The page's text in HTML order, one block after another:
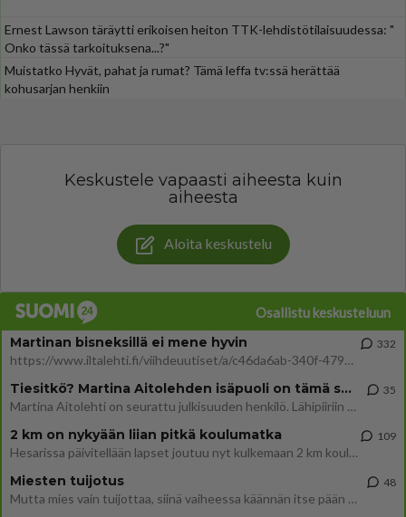
Ernest Lawson täräytti erikoisen heiton TTK-lehdistötilaisuudessa: "
Onko tässä tarkoituksena...?"
Muistatko Hyvät, pahat ja rumat? Tämä leffa tv:ssä herättää
kohusarjan henkiin
Keskustele vapaasti aiheesta kuin
aiheesta
Aloita keskustelu
Osallistu keskusteluun
Martinan bisneksillä ei mene hyvin
https://www.iltalehti.fi/viihdeuutiset/a/c46da6ab-340f-4790-aaa7-0865eed2336 Yrityksen konkurssihakemus on tullut kärä
332
Tiesitkö? Martina Aitolehden isäpuoli on tämä suosittu laulaja
Martina Aitolehti on seurattu julkisuuden henkilö. Lähipiiriin mahtuu muitakin tunnettuja henkilöitä. Tiesitkö, että Ma
35
2 km on nykyään liian pitkä koulumatka
Hesarissa päivitellään lapset joutuu nyt kulkemaan 2 km kouluun jösses. Ruostefillarilla tuo matka menee vaikka miten äk
109
Miesten tuijotus
Mutta mies vain tuijottaa, siinä vaiheessa käännän itse pään pois. Mikä juttu? Yleensä jos joku tuijottaa tai katsoo, hä
48